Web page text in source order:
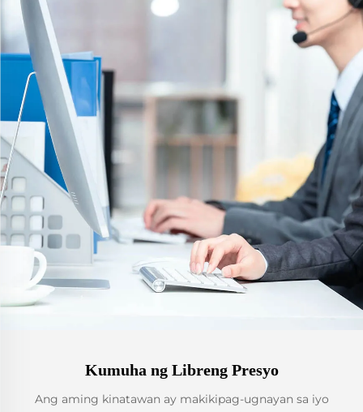
Kumuha ng Libreng Presyo
Ang aming kinatawan ay makikipag-ugnayan sa iyo